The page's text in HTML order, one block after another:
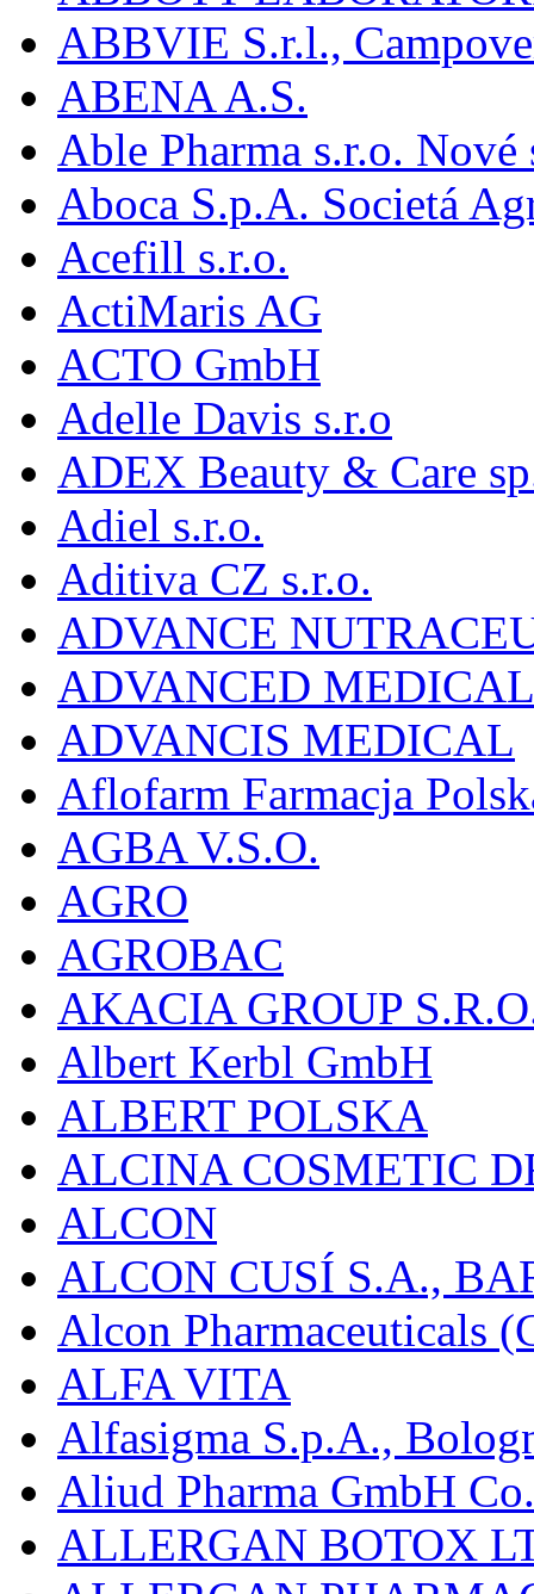
ABBVIE S.r.l.,
ABENA A.S.
Able Pharma s.r.o.
Aboca S.p.A. Societá
Acefill s.r.o.
ActiMaris AG
ACTO GmbH
Adelle Davis s.r.o
ADEX Beauty & Care
Adiel s.r.o.
Aditiva CZ s.r.o.
ADVANCE
ADVANCED
ADVANCIS MEDICAL
Aflofarm Farmacja
AGBA V.S.O.
AGRO
AGROBAC
AKACIA GROUP
Albert Kerbl GmbH
ALBERT POLSKA
ALCINA COSMETIC
ALCON
ALCON CUSÍ S.A.,
Alcon Pharmaceuticals
ALFA VITA
Alfasigma S.p.A.,
Aliud Pharma GmbH
ALLERGAN BOTOX